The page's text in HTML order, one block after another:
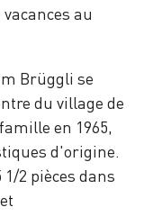
au
Brüggli se
du village de
en 1965,
d'origine.
2 pièces dans